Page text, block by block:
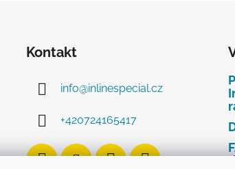
Kontakt
info@inlinespecial.cz
+420724165417